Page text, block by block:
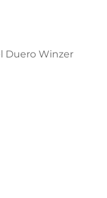
Duero Winzer